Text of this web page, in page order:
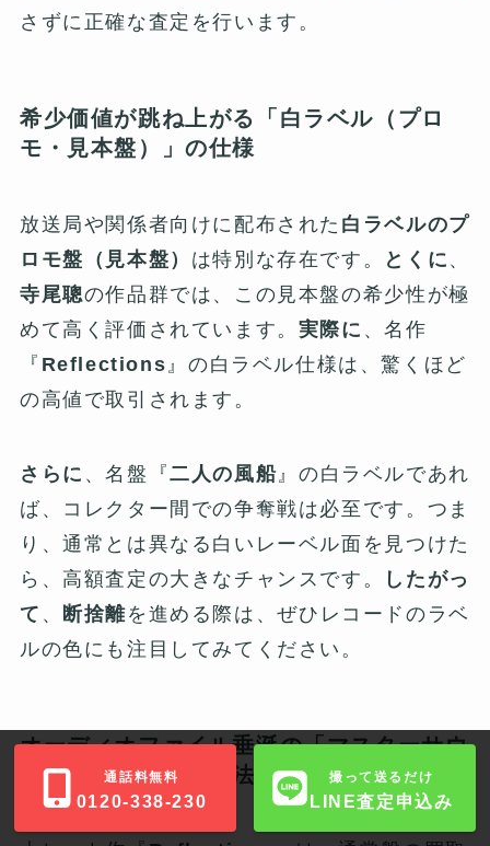
さずに正確な査定を行います。
希少価値が跳ね上がる「白ラベル（プロ
モ・見本盤）」の仕様
放送局や関係者向けに配布された 白ラベルのプ
ロモ盤（見本盤） は特別な存在です。 とくに 、
寺尾聰の作品群では、この見本盤の希少性が極
めて高く評価されています。 実際に 、名作
『 Reflections 』の白ラベル仕様は、驚くほど
の高値で取引されます。
さらに 、名盤『二人の風船 』の白ラベルであれ
ば、コレクター間での争奪戦は必至です。つま
り、通常とは異なる白いレーベル面を見つけた
ら、高額査定の大きなチャンスです。
したがっ
て 、 断捨離を進める際は、ぜひレコードのラベ
ルの色にも注目してみてください。
オーディオファイル垂涎の「マスターサウ
ンド盤」とその識別法
通話料無料
0120-338-230
撮って送るだけ
LINE査定申込み